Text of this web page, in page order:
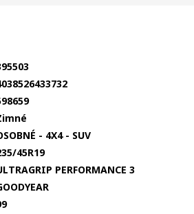
- 4X4 - SUV
45R19
PERFORMANCE 3